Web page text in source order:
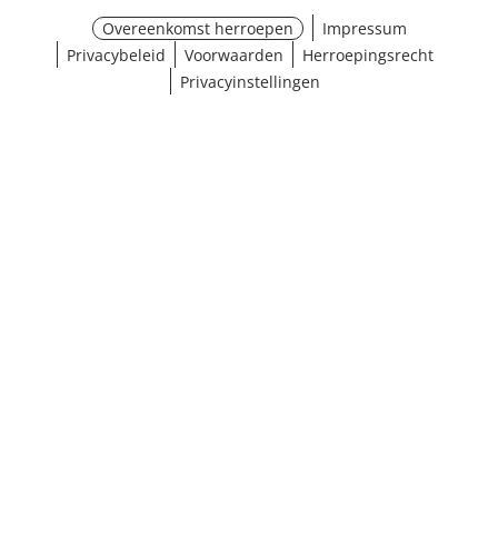
Overeenkomst herroepen
Impressum
Privacybeleid
Voorwaarden
Herroepingsrecht
Privacyinstellingen